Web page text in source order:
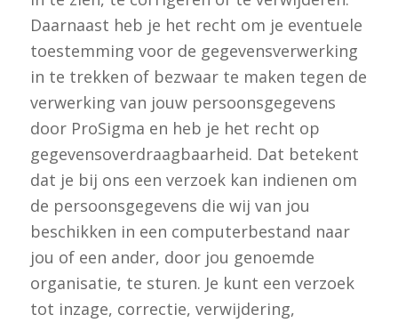
Daarnaast heb je het recht om je eventuele
toestemming voor de gegevensverwerking
in te trekken of bezwaar te maken tegen de
verwerking van jouw persoonsgegevens
door ProSigma en heb je het recht op
gegevensoverdraagbaarheid. Dat betekent
dat je bij ons een verzoek kan indienen om
de persoonsgegevens die wij van jou
beschikken in een computerbestand naar
jou of een ander, door jou genoemde
organisatie, te sturen. Je kunt een verzoek
tot inzage, correctie, verwijdering,